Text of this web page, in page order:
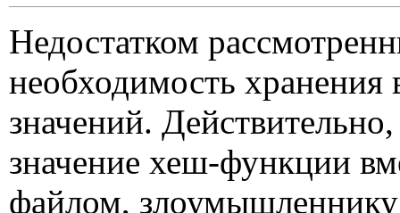
Недостатком
необходимость хранения
значений.
значение хеш-функции
файлом, злоумышленнику